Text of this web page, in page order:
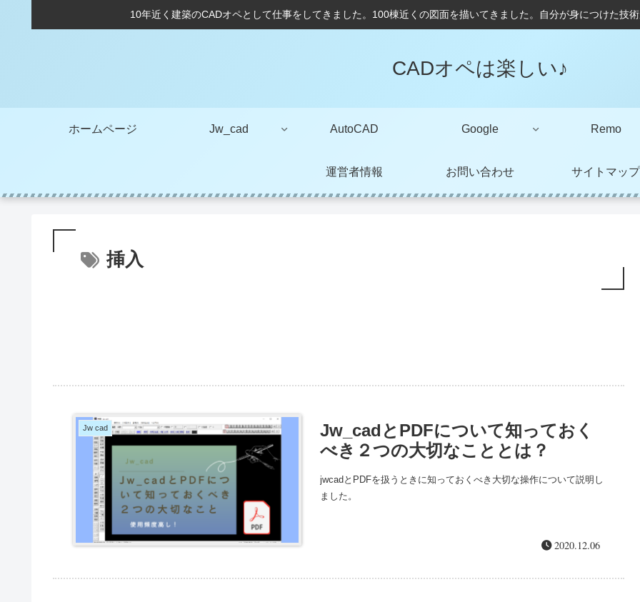
10年近く建築のCADオペとして仕事をしてきました。100棟近くの図面を描いてきました。自分が身につけた技
CADオペは楽しい♪
ホームページ Jw_cad AutoCAD Google Remo
運営者情報 お問い合わせ サイトマップ
挿入
Jw cad
Jw_cadとPDFについて知っておく
べき２つの大切なこととは？
jwcadとPDFを扱うときに知っておくべき大切な操作について説明し
ました。
2020.12.06